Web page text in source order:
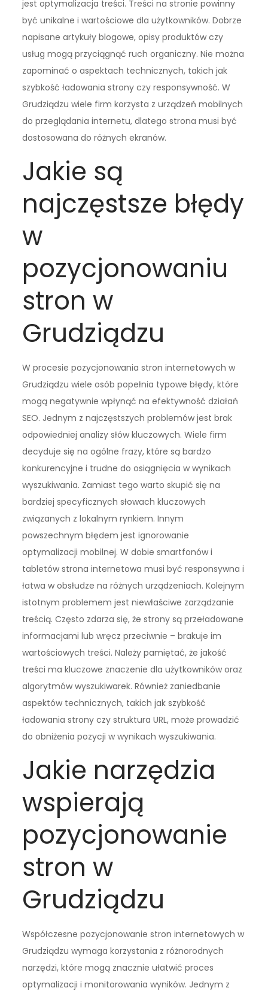
jest optymalizacja treści. Treści na stronie powinny
być unikalne i wartościowe dla użytkowników. Dobrze
napisane artykuły blogowe, opisy produktów czy
usług mogą przyciągnąć ruch organiczny. Nie można
zapominać o aspektach technicznych, takich jak
szybkość ładowania strony czy responsywność. W
Grudziądzu wiele firm korzysta z urządzeń mobilnych
do przeglądania internetu, dlatego strona musi być
dostosowana do różnych ekranów.
Jakie są
najczęstsze błędy
w
pozycjonowaniu
stron w
Grudziądzu
W procesie pozycjonowania stron internetowych w
Grudziądzu wiele osób popełnia typowe błędy, które
mogą negatywnie wpłynąć na efektywność działań
SEO. Jednym z najczęstszych problemów jest brak
odpowiedniej analizy słów kluczowych. Wiele firm
decyduje się na ogólne frazy, które są bardzo
konkurencyjne i trudne do osiągnięcia w wynikach
wyszukiwania. Zamiast tego warto skupić się na
bardziej specyficznych słowach kluczowych
związanych z lokalnym rynkiem. Innym
powszechnym błędem jest ignorowanie
optymalizacji mobilnej. W dobie smartfonów i
tabletów strona internetowa musi być responsywna i
łatwa w obsłudze na różnych urządzeniach. Kolejnym
istotnym problemem jest niewłaściwe zarządzanie
treścią. Często zdarza się, że strony są przeładowane
informacjami lub wręcz przeciwnie – brakuje im
wartościowych treści. Należy pamiętać, że jakość
treści ma kluczowe znaczenie dla użytkowników oraz
algorytmów wyszukiwarek. Również zaniedbanie
aspektów technicznych, takich jak szybkość
ładowania strony czy struktura URL, może prowadzić
do obniżenia pozycji w wynikach wyszukiwania.
Jakie narzędzia
wspierają
pozycjonowanie
stron w
Grudziądzu
Współczesne pozycjonowanie stron internetowych w
Grudziądzu wymaga korzystania z różnorodnych
narzędzi, które mogą znacznie ułatwić proces
optymalizacji i monitorowania wyników. Jednym z